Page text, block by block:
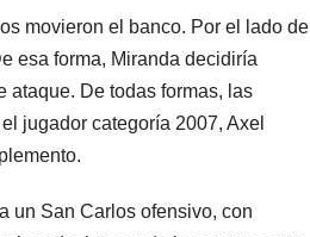
movieron el banco. Por el lado de
esa forma, Miranda decidiría
ataque. De todas formas, las
jugador categoría 2007, Axel
un San Carlos ofensivo, con